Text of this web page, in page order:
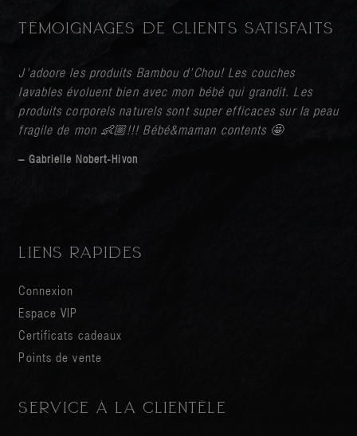
TÉMOIGNAGES DE CLIENTS SATISFAITS
J’adoore les produits Bambou d’Chou! Les couches
lavables évoluent bien avec mon bébé qui grandit. Les
produits corporels naturels sont super efficaces sur la peau
fragile de mon 👶🏼!!! Bébé&maman contents 🤩
– Gabrielle Nobert-Hivon
LIENS RAPIDES
Connexion
Espace VIP
Certificats cadeaux
Points de vente
SERVICE À LA CLIENTÈLE